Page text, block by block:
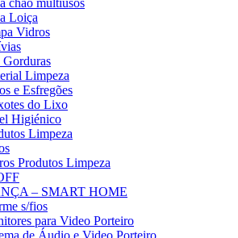
Loiça
Vidros
Gorduras
Limpeza
e Esfregões
do Lixo
Higiénico
Limpeza
Produtos Limpeza
– SMART HOME
s/fios
para Video Porteiro
de Áudio e Video Porteiro